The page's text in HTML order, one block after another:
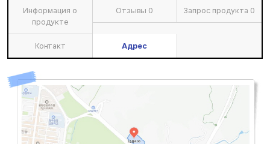
Информация о
продукте
Отзывы 0 Запрос продукта 0
Контакт Адрес